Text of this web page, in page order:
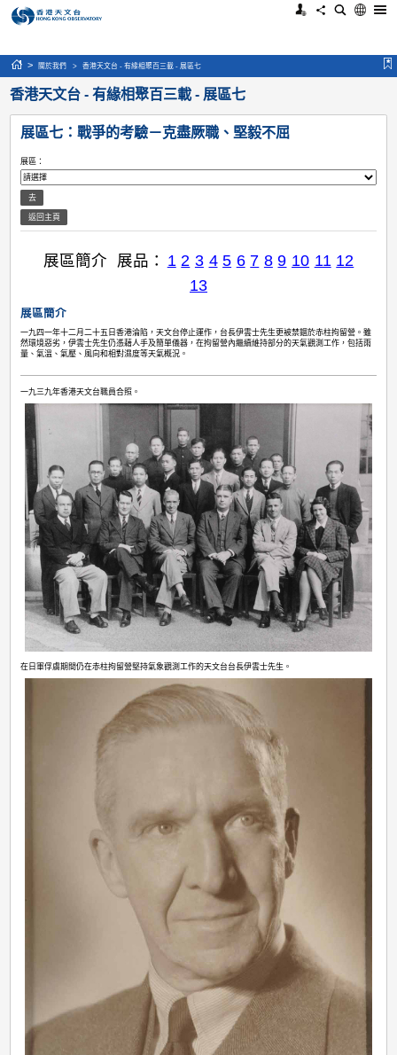
> 關於我們 > 香港天文台 - 有緣相聚百三載 - 展區七
香港天文台 - 有緣相聚百三載 - 展
展區七：戰爭的考驗－克盡厥
去
返回主頁
展區簡介 展品： 2 3
13
展區簡介
一九四一年十二月二十五日香港淪陷，天文台停止運作
然環境惡劣，伊雲士先生仍憑藉人手及簡單儀器，在拘
量、氣溫、氣壓、風向和相對濕度等天氣概況。
一九三九年香港天文台職員合照。